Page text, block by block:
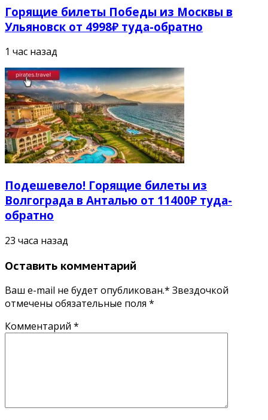
Горящие билеты Победы из Москвы в
Ульяновск от 4998₽ туда-обратно
1 час назад
Подешевело! Горящие билеты из
Волгограда в Анталью от 11400₽ туда-
обратно
23 часа назад
Оставить комментарий
Ваш e-mail не будет опубликован.* Звездочкой
отмечены обязательные поля *
Комментарий *